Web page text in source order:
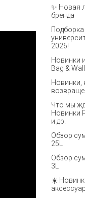
✨ Новая
бренда
2026!
Новинки
Bag &
Новинки,
Что мы
Новинки
и др.
Обзор
25L
Обзор
3L
☀️